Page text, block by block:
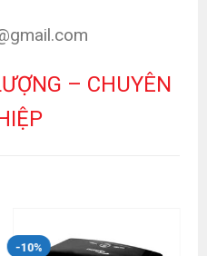
– CHUYÊN
-10%